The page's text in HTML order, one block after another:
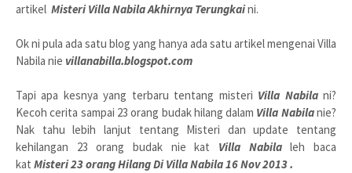
artikel Misteri Villa Nabila Akhirnya Terungkaini.
Ok ni pula ada satu blog yang hanya ada satu artikel mengenai Villa
Nabila nie villanabilla.blogspot.com
Tapi apa kesnya yang terbaru tentang misteri Villa Nabilani?
Kecoh cerita sampai 23 orang budak hilang dalam Villa Nabilanie?
Nak tahu lebih lanjut tentang Misteri dan update tentang
kehilangan 23 orang budak nie kat Villa Nabilaleh baca
kat Misteri 23 orang Hilang Di Villa Nabila 16 Nov 2013 .